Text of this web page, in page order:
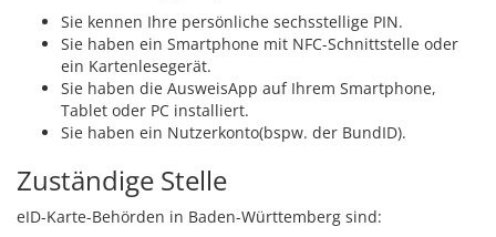
Sie kennen Ihre persönliche sechsstellige PIN.
Sie haben ein Smartphone mit NFC-Schnittstelle oder
ein Kartenlesegerät.
Sie haben die AusweisApp auf Ihrem Smartphone,
Tablet oder PC installiert.
Sie haben ein Nutzerkonto(bspw. der BundID).
Zuständige Stelle
eID-Karte-Behörden in Baden-Württemberg sind: